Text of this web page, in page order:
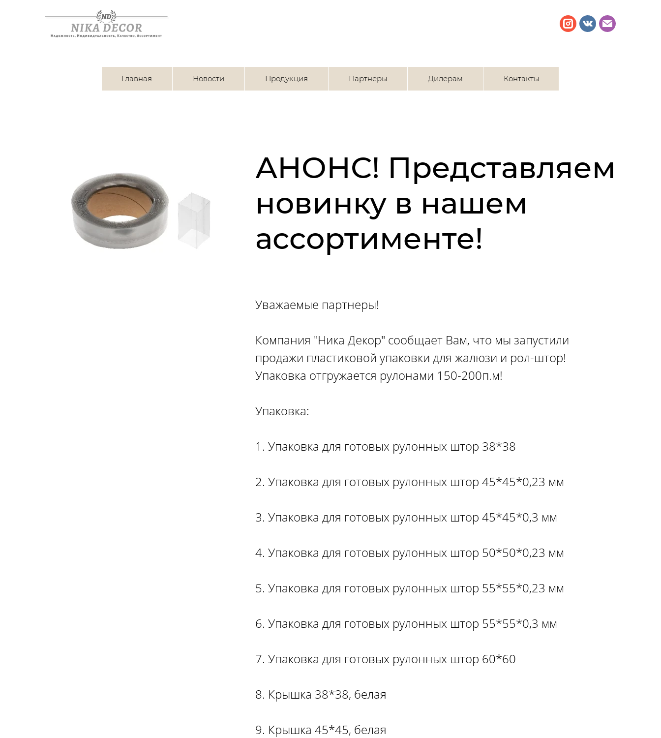
Главная Новости Продукция Партнеры Дилерам Контакты
АНОНС! Представляем
новинку в нашем
ассортименте!
Уважаемые партнеры!
Компания "Ника Декор" сообщает Вам, что мы запустили
продажи пластиковой упаковки для жалюзи и рол-штор!
Упаковка отгружается рулонами 150-200п.м!
Упаковка:
1. Упаковка для готовых рулонных штор 38*38
2. Упаковка для готовых рулонных штор 45*45*0,23 мм
3. Упаковка для готовых рулонных штор 45*45*0,3 мм
4. Упаковка для готовых рулонных штор 50*50*0,23 мм
5. Упаковка для готовых рулонных штор 55*55*0,23 мм
6. Упаковка для готовых рулонных штор 55*55*0,3 мм
7. Упаковка для готовых рулонных штор 60*60
8. Крышка 38*38, белая
9. Крышка 45*45, белая